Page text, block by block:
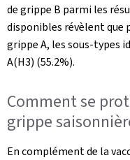
de grippe B parmi les
disponibles révèlent que
grippe A, les sous-types
A(H3) (55.2%).
Comment se
grippe
En complément de la